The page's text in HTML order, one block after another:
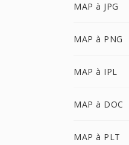
MAP à JPG
MAP à PNG
MAP à IPL
MAP à DOC
MAP à PLT